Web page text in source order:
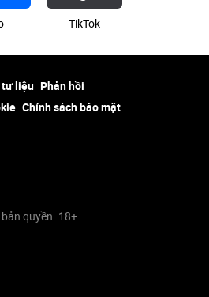
ТikТоk
tư liệu Phản hồi
Chính sách bảo mật
quyền. 18+